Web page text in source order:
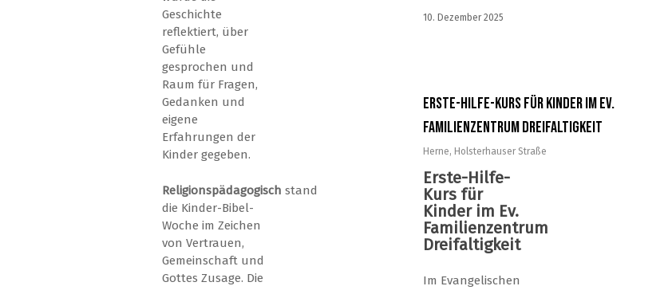
Geschichte
reflektiert, über
Gefühle
gesprochen und
Raum für Fragen,
Gedanken und
eigene
Erfahrungen der
Kinder gegeben.
Religionspädagogisch stand
die Kinder-Bibel-
Woche im Zeichen
von Vertrauen,
Gemeinschaft und
Gottes Zusage. Die
10. Dezember 2025
Erste-Hilfe-Kurs für Kinder im Ev.
Familienzentrum Dreifaltigkeit
Herne, Holsterhauser Straße
Erste-Hilfe-
Kurs für
Kinder im Ev.
Familienzentrum
Dreifaltigkeit
Im Evangelischen